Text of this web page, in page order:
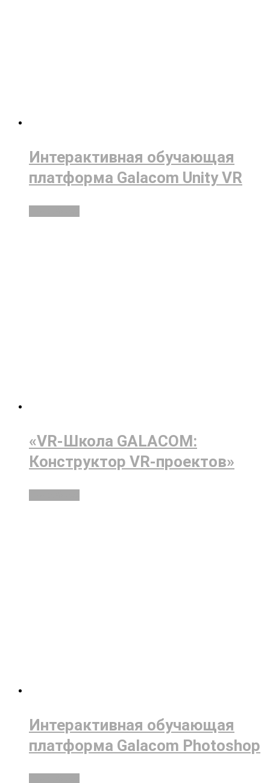
Интерактивная обучающая
платформа Galacom Unity VR
«VR-Школа GALACOM:
Конструктор VR-проектов»
Интерактивная обучающая
платформа Galacom Photoshop